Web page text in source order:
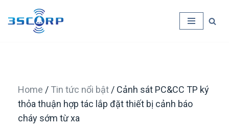
Skip
Home / Tin tức nổi bật / Cảnh sát PC&CC TP ký
thỏa thuận hợp tác lắp đặt thiết bị cảnh báo
cháy sớm từ xa